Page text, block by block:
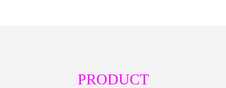
PRODUCT